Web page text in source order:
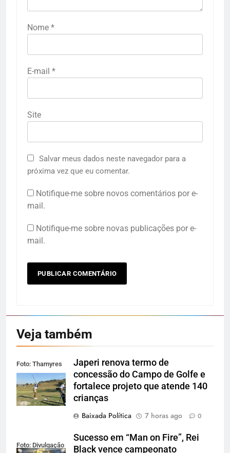
Nome *
E-mail *
Site
Salvar meus dados neste navegador para a
próxima vez que eu comentar.
Notifique-me sobre novos comentários por e-
mail.
Notifique-me sobre novas publicações por e-
mail.
Veja também
Foto: Thamyres
Cardoso
Japeri renova termo de
concessão do Campo de Golfe e
fortalece projeto que atende 140
crianças
Baixada Política
7 horas ago 0
Foto: Divulgação
Sucesso em “Man on Fire”, Rei
Black vence campeonato